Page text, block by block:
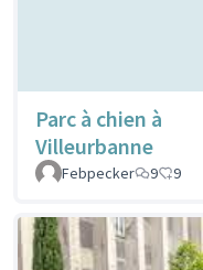
Parc à chien à
Villeurbanne
Febpecker
9 9